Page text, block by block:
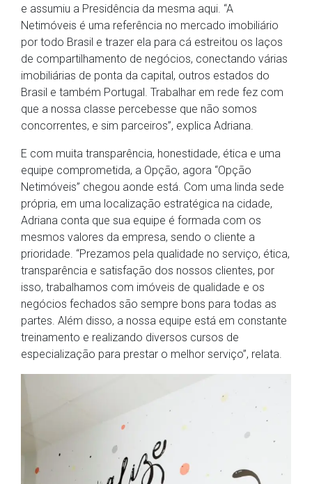
e assumiu a Presidência da mesma aqui. “A
Netimóveis é uma referência no mercado imobiliário
por todo Brasil e trazer ela para cá estreitou os laços
de compartilhamento de negócios, conectando várias
imobiliárias de ponta da capital, outros estados do
Brasil e também Portugal. Trabalhar em rede fez com
que a nossa classe percebesse que não somos
concorrentes, e sim parceiros”, explica Adriana.
E com muita transparência, honestidade, ética e uma
equipe comprometida, a Opção, agora “Opção
Netimóveis” chegou aonde está. Com uma linda sede
própria, em uma localização estratégica na cidade,
Adriana conta que sua equipe é formada com os
mesmos valores da empresa, sendo o cliente a
prioridade. “Prezamos pela qualidade no serviço, ética,
transparência e satisfação dos nossos clientes, por
isso, trabalhamos com imóveis de qualidade e os
negócios fechados são sempre bons para todas as
partes. Além disso, a nossa equipe está em constante
treinamento e realizando diversos cursos de
especialização para prestar o melhor serviço”, relata.